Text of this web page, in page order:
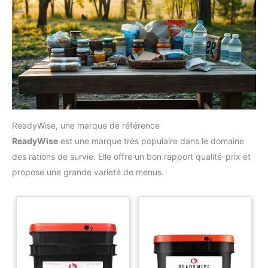
saveur
ReadyWise, une marque de référence
ReadyWise est une marque très populaire dans le domaine
des rations de survie. Elle offre un bon rapport qualité-prix et
propose une grande variété de menus.